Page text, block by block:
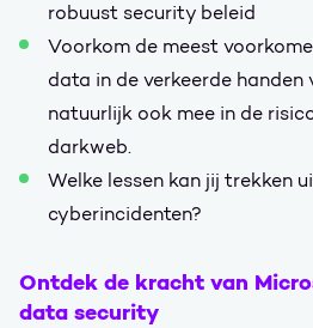
robuust security beleid
Voorkom de meest
data in de verkeerde handen
natuurlijk ook mee in de
darkweb.
Welke lessen kan jij trekken
cyberincidenten?
Ontdek de kracht van
data security